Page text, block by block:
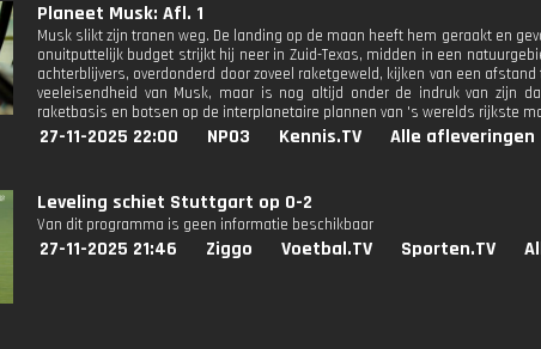
Planeet Musk: Afl. 1
Musk slikt zijn tranen weg. De landing op de maan heeft hem geraakt en
onuitputtelijk budget strijkt hij neer in Zuid-Texas, midden in een
achterblijvers, overdonderd door zoveel raketgeweld, kijken van een
veeleisendheid van Musk, maar is nog altijd onder de indruk van zijn
raketbasis en botsen op de interplanetaire plannen van 's werelds rijkste
27-11-2025 22:00 NPO3 Kennis.TV Alle afleveringen
Leveling schiet Stuttgart op 0-2
Van dit programma is geen informatie beschikbaar
27-11-2025 21:46 Ziggo Voetbal.TV Sporten.TV